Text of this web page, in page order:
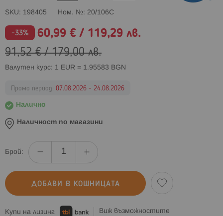
SKU 198405 Ном. № 20/106C
-33%
Промо
60,99 € / 119,29 лв.
91,52 €/179,00 лв.
Валутен курс: 1 EUR = 1.95583 BGN
Промо период: 07.08.2026 - 24.08.2026
Налично
Наличност по магазини
Брой:
ДОБАВИ В КОШНИЦАТА
Купи на лизинг Виж възможностите